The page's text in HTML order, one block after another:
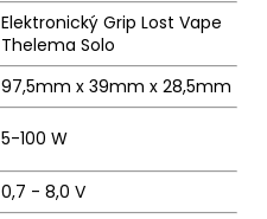
Elektronický Grip Lost Vape
Thelema Solo
97,5mm x 39mm x 28,5mm
5-100 W
0,7 - 8,0 V